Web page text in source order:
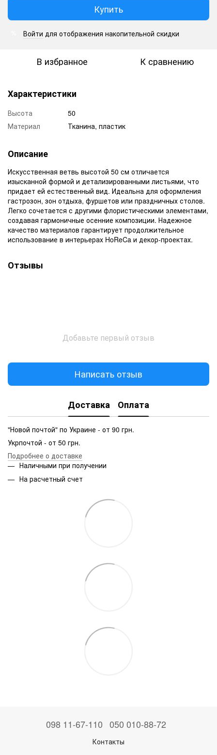
Купить
Войти для отображения накопительной скидки
В избранное К сравнению
Характеристики
Высота
50
Материал
Тканина, пластик
Описание
Искусственная ветвь высотой 50 см отличается
изысканной формой и детализированными листьями, что
придает ей естественный вид. Идеальна для оформления
гастрозон, зон отдыха, фуршетов или праздничных столов.
Легко сочетается с другими флористическими элементами,
создавая гармоничные осенние композиции. Надежное
качество материалов гарантирует продолжительное
использование в интерьерах HoReCa и декор-проектах.
Отзывы
Добавьте первый отзыв
Написать отзыв
Доставка Оплата
"Новой почтой" по Украине - от 90 грн.
Укрпочтой - от 50 грн.
Подробнее о доставке
Наличными при получении
На расчетный счет
098 11-67-110 050 010-88-72
Контакты